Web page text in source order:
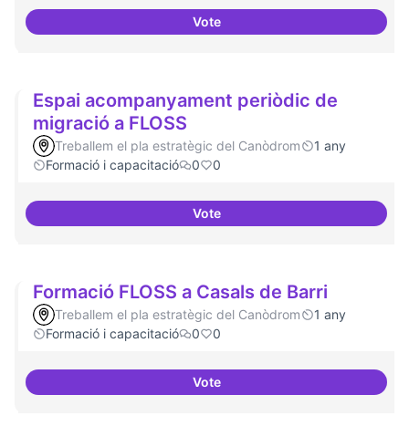
VoteEspai punter en innovació
Espai acompanyament periòdic de
migració a FLOSS
Treballem el pla estratègic del Canòdrom
1 any
Formació i capacitació
0 0
VoteEspai acompanyament periòdic
Formació FLOSS a Casals de Barri
Treballem el pla estratègic del Canòdrom
1 any
Formació i capacitació
0 0
VoteFormació FLOSS a Casals de